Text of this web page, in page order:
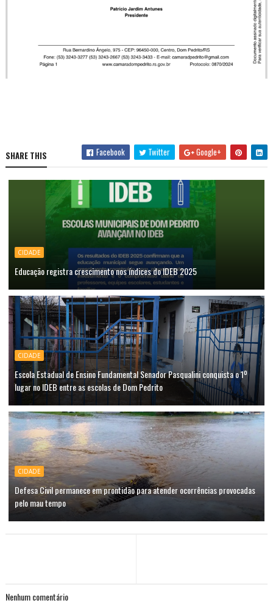
SHARE THIS Facebook Twitter Google+
CIDADE
Educação registra crescimento nos índices do IDEB 2025
CIDADE
Escola Estadual de Ensino Fundamental Senador Pasqualini conquista o 1º
lugar no IDEB entre as escolas de Dom Pedrito
CIDADE
Defesa Civil permanece em prontidão para atender ocorrências provocadas
pelo mau tempo
Nenhum comentário